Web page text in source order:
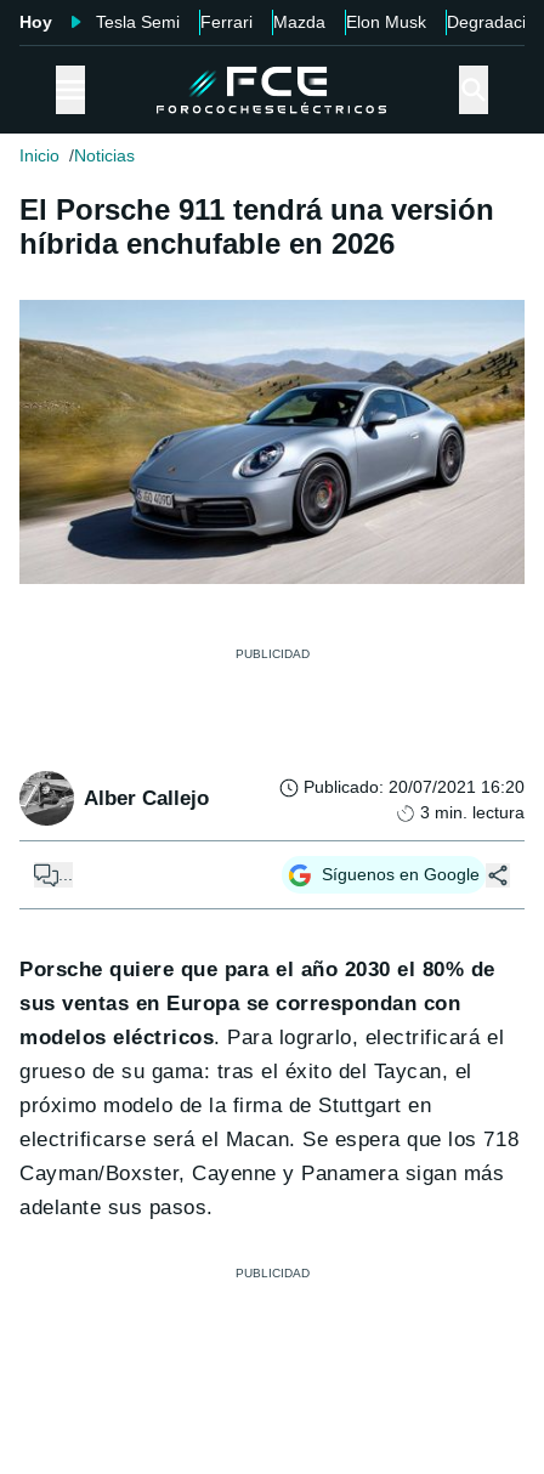
Hoy Tesla Semi Ferrari Mazda Elon Musk Degradación
Inicio Noticias
El Porsche 911 tendrá una versión
híbrida enchufable en 2026
Alber Callejo Publicado: 20/07/2021 16:20
3 min. lectura
... Síguenos en Google
Porsche quiere que para el año 2030 el 80% de
sus ventas en Europa se correspondan con
modelos eléctricos. Para lograrlo, electrificará el
grueso de su gama: tras el éxito del Taycan, el
próximo modelo de la firma de Stuttgart en
electrificarse será el Macan. Se espera que los 718
Cayman/Boxster, Cayenne y Panamera sigan más
adelante sus pasos.